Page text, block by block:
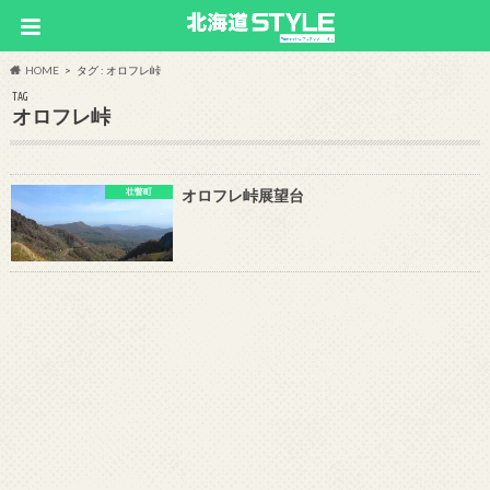
HOME タグ : オロフレ峠
TAG
オロフレ峠
壮瞥町 オロフレ峠展望台